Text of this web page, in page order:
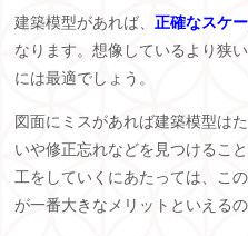
建築模型があれば、正確なスケ
なります。想像しているより狭
には最適でしょう。
図面にミスがあれば建築模型は
いや修正忘れなどを見つけるこ
工をしていくにあたっては、こ
が一番大きなメリットといえる